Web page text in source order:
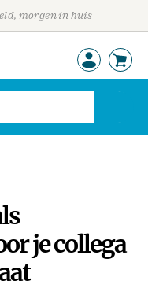
morgen in huis
je collega